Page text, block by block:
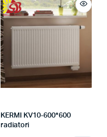
KERMI KV10-600*600
radiatori